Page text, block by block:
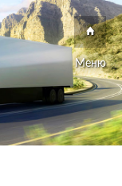
Меню